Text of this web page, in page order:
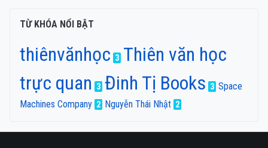
TỪ KHÓA NỔI BẬT
thiênvănhọc 3 Thiên văn học
trực quan
3 Đinh Tị Books 3 Space
Machines Company 2 Nguyễn Thái Nhật 2